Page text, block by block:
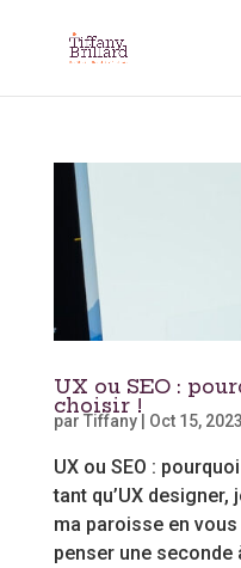
UX ou SEO :
choisir !
par Tiffany| Oct 15, 2023
UX ou SEO :
tant qu’UX
ma paroisse en
penser une seconde